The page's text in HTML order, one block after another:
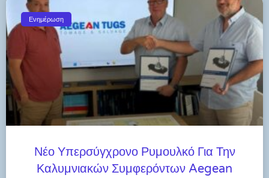
Ενημέρωση
Νέο Υπερσύγχρονο Ρυμουλκό Για Την
Καλυμνιακών Συμφερόντων Aegean